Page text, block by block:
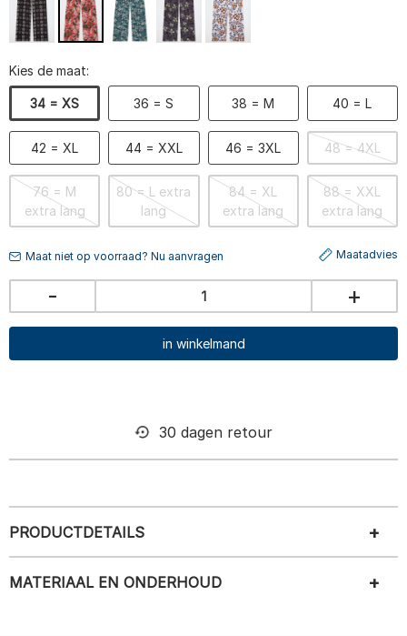
Kies de maat:
34 = XS 36 = S 38 = M 40 = L
42 = XL 44 = XXL 46 = 3XL 48 = 4XL
76 = M
extra lang
80 = L extra
lang
84 = XL
extra lang
88 = XXL
extra lang
Maat niet op voorraad? Nu aanvragen Maatadvies
- +
in winkelmand
30 dagen retour
PRODUCTDETAILS
MATERIAAL EN ONDERHOUD